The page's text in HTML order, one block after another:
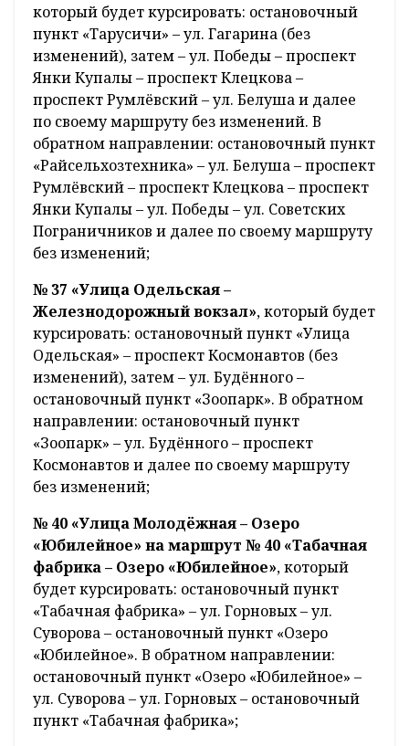
который будет курсировать: остановочный
пункт «Тарусичи» – ул. Гагарина (без
изменений), затем – ул. Победы – проспект
Янки Купалы – проспект Клецкова –
проспект Румлёвский – ул. Белуша и далее
по своему маршруту без изменений. В
обратном направлении: остановочный пункт
«Райсельхозтехника» – ул. Белуша – проспект
Румлёвский – проспект Клецкова – проспект
Янки Купалы – ул. Победы – ул. Советских
Пограничников и далее по своему маршруту
без изменений;
№ 37 «Улица Одельская –
Железнодорожный вокзал», который будет
курсировать: остановочный пункт «Улица
Одельская» – проспект Космонавтов (без
изменений), затем – ул. Будённого –
остановочный пункт «Зоопарк». В обратном
направлении: остановочный пункт
«Зоопарк» – ул. Будённого – проспект
Космонавтов и далее по своему маршруту
без изменений;
№ 40 «Улица Молодёжная – Озеро
«Юбилейное» на маршрут № 40 «Табачная
фабрика – Озеро «Юбилейное», который
будет курсировать: остановочный пункт
«Табачная фабрика» – ул. Горновых – ул.
Суворова – остановочный пункт «Озеро
«Юбилейное». В обратном направлении:
остановочный пункт «Озеро «Юбилейное» –
ул. Суворова – ул. Горновых – остановочный
пункт «Табачная фабрика»;